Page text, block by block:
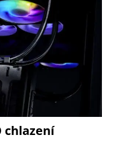
chlazení